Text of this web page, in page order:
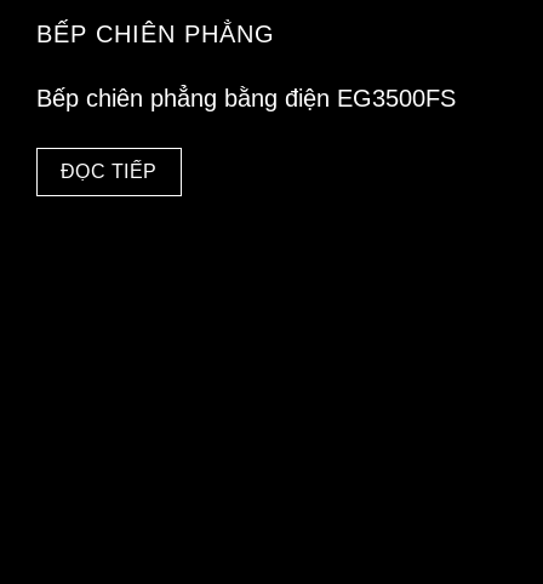
BẾP CHIÊN PHẲNG
Bếp chiên phẳng bằng điện EG3500FS
ĐỌC TIẾP